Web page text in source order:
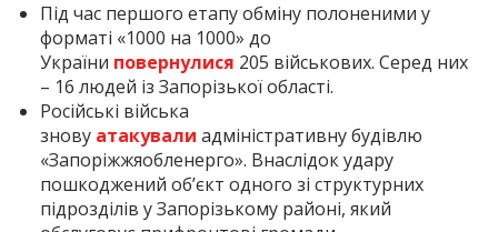
Під час першого етапу обміну полоненими у
форматі «1000 на 1000» до
України повернулися 205 військових. Серед них
– 16 людей із Запорізької області.
Російські війська
знову атакували адміністративну будівлю
«Запоріжжяобленерго». Внаслідок удару
пошкоджений об’єкт одного зі структурних
підрозділів у Запорізькому районі, який